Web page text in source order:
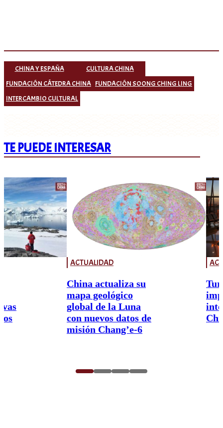
CHINA Y ESPAÑA
CULTURA CHINA
FUNDACIÓN CÁTEDRA CHINA FUNDACIÓN SOONG CHING LING
INTERCAMBIO CULTURAL
TE PUEDE INTERESAR
ACTUALIDAD
China actualiza su
mapa geológico
global de la Luna
con nuevos datos de
misión Chang’e-6